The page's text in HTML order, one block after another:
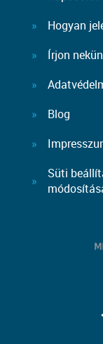
Hogyan
Írjon
Blog
Süti